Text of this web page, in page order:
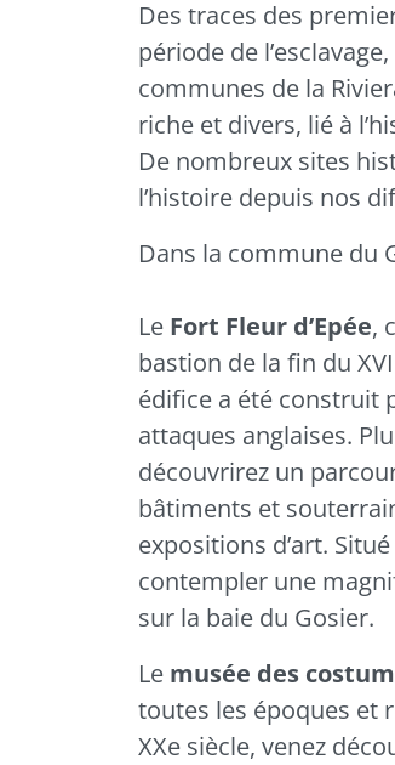
Des traces des
période de
communes de la
riche et divers, lié à
De nombreux sites
l’histoire depuis nos
Dans la commune du
Le Fort Fleur d’Epée,
bastion de la fin du
édifice a été construit
attaques anglaises.
découvrirez un
bâtiments et
expositions d’art.
contempler une
sur la baie du Gosier.
Le musée des
toutes les époques et
XXe siècle, venez